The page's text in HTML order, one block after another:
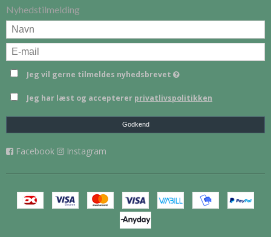
Nyhedstilmelding
Jeg vil gerne tilmeldes nyhedsbrevet
Jeg har læst og accepterer privatlivspolitikken
Godkend
Facebook Instagram